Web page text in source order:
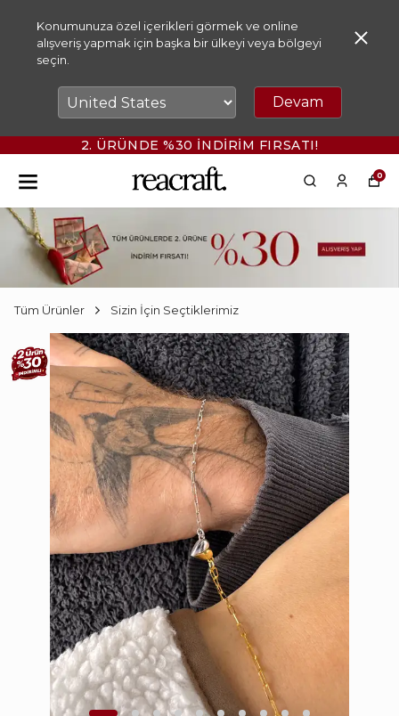
Konumunuza özel içerikleri görmek ve online
alışveriş yapmak için başka bir ülkeyi veya bölgeyi
seçin.
Devam
2. ÜRÜNDE %30 İNDİRİM FIRSATI!
0
Tüm Ürünler Sizin İçin Seçtiklerimiz